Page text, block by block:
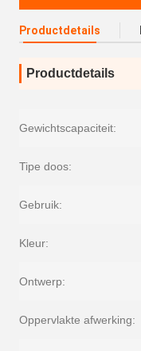
Productdetails
Productdetails
Gewichtscapaciteit:
Tipe doos:
Gebruik:
Kleur:
Ontwerp:
Oppervlakte afwerking: